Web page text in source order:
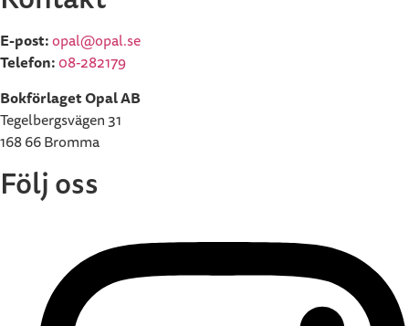
E-post:opal@opal.se
Telefon:08-282179
Bokförlaget Opal AB
Tegelbergsvägen 31
168 66 Bromma
Följ oss